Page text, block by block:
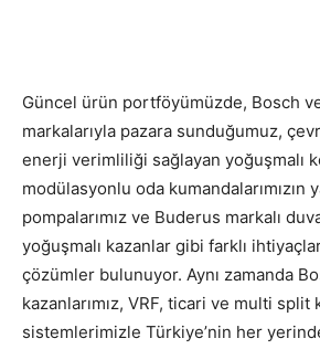
Güncel ürün portföyümüzde, Bosch
markalarıyla pazara sunduğumuz,
enerji verimliliği sağlayan yoğuşmalı
modülasyonlu oda kumandalarımızın
pompalarımız ve Buderus markalı
yoğuşmalı kazanlar gibi farklı
çözümler bulunuyor. Aynı zamanda
kazanlarımız, VRF, ticari ve multi split
sistemlerimizle Türkiye’nin her